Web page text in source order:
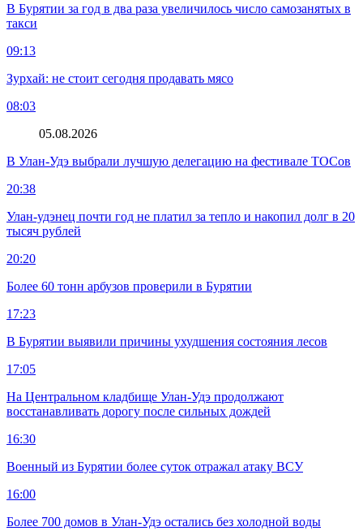
В Бурятии за год в два раза увеличилось число самозанятых в
такси
09:13
Зурхай: не стоит сегодня продавать мясо
08:03
05.08.2026
В Улан-Удэ выбрали лучшую делегацию на фестивале ТОСов
20:38
Улан-удэнец почти год не платил за тепло и накопил долг в 20
тысяч рублей
20:20
Более 60 тонн арбузов проверили в Бурятии
17:23
В Бурятии выявили причины ухудшения состояния лесов
17:05
На Центральном кладбище Улан-Удэ продолжают
восстанавливать дорогу после сильных дождей
16:30
Военный из Бурятии более суток отражал атаку ВСУ
16:00
Более 700 домов в Улан-Удэ остались без холодной воды